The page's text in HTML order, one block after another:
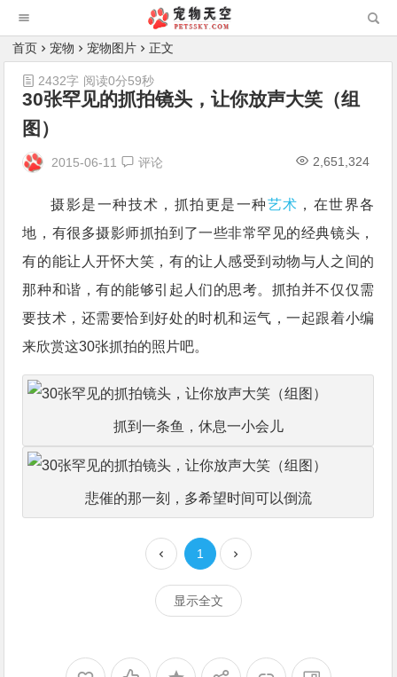
首页 宠物 宠物图片 正文
30张罕见的抓拍镜头，让你放声大笑（组
图）
2015-06-11 评论 2,651,324
2432字 阅读0分59秒
摄影是一种技术，抓拍更是一种艺术 ，在世界各
地，有很多摄影师抓拍到了一些非常罕见的经典镜头，
有的能让人开怀大笑，有的让人感受到动物与人之间的
那种和谐，有的能够引起人们的思考。抓拍并不仅仅需
要技术，还需要恰到好处的时机和运气，一起跟着小编
来欣赏这30张抓拍的照片吧。
抓到一条鱼，休息一小会儿
悲催的那一刻，多希望时间可以倒流
1
显示全文